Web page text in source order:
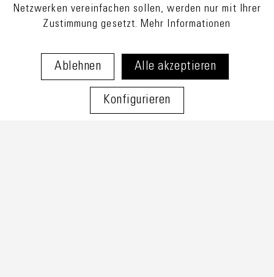
Netzwerken vereinfachen sollen, werden nur mit Ihrer
Zustimmung gesetzt.Mehr Informationen
Ablehnen Alle akzeptieren
Konfigurieren